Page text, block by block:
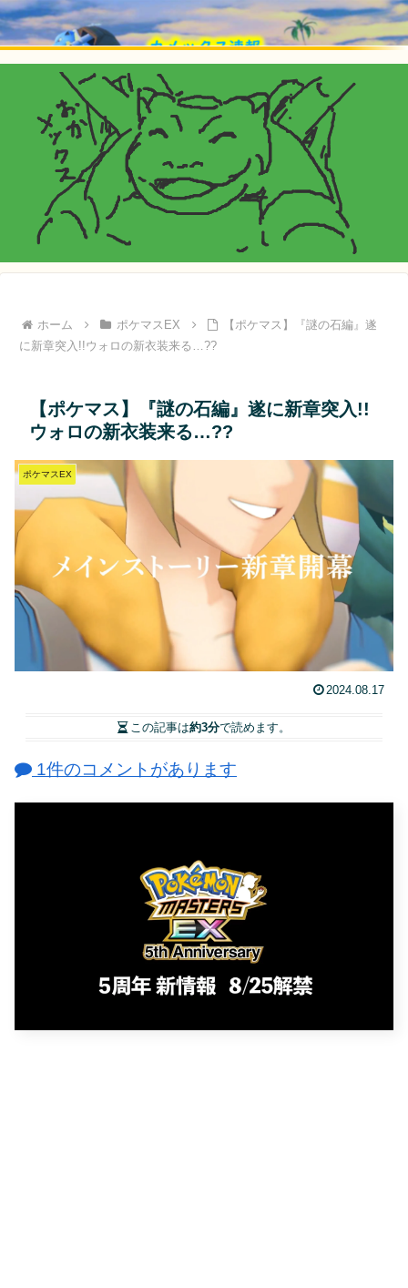
ホーム ポケマスEX
【ポケマス】『謎の石編』遂
に新章突入!!ウォロの新衣装来る…??
【ポケマス】『謎の石編』遂に新章突入!!
ウォロの新衣装来る…??
ポケマスEX
2024.08.17
この記事は約3分で読めます。
1件のコメントがあります